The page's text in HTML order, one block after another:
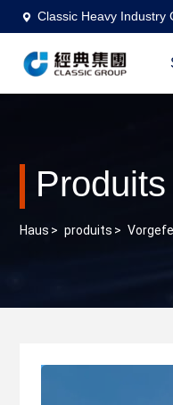
Classic Heavy Industry
Produits
Haus > produits >